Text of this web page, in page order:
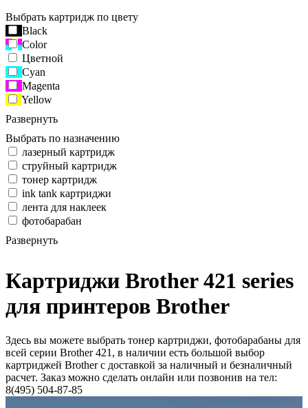
Выбрать картридж по цвету
Black
Color
Цветной
Cyan
Magenta
Yellow
Развернуть
Выбрать по назначению
лазерный картридж
струйный картридж
тонер картридж
ink tank картриджи
лента для наклеек
фотобарабан
Развернуть
Картриджи Brother 421 series
для принтеров Brother
Здесь вы можете выбрать тонер картриджи, фотобарабаны для
всей серии Brother 421, в наличии есть большой выбор
картриджей Brother с доставкой за наличный и безналичный
расчет. Заказ можно сделать онлайн или позвонив на тел:
8(495) 504-87-85